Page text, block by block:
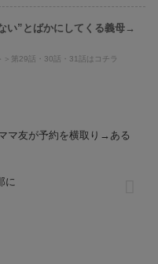
い”とばかにしてくる義母→
＞第29話・30話・31話はコチラ
ママ友が予約を横取り→ある
に